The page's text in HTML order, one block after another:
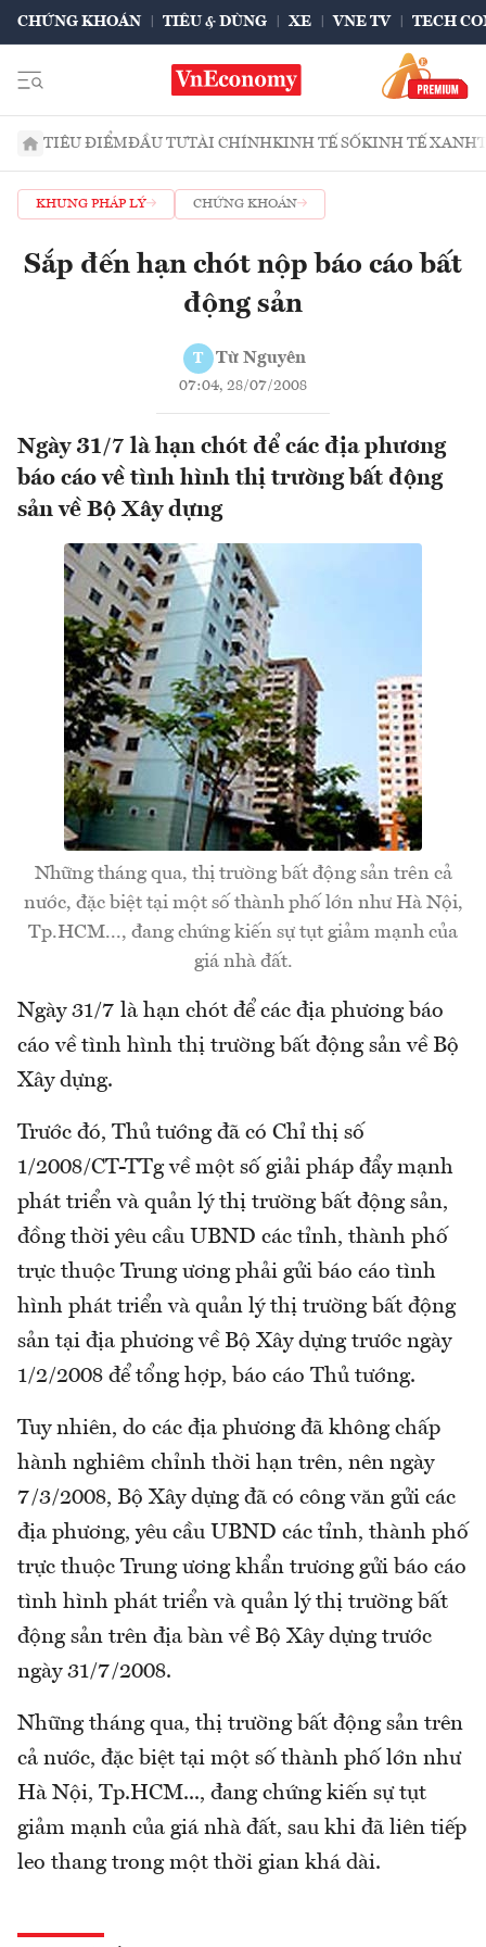
CHỨNG KHOÁN TIÊU & DÙNG XE VNE TV TECH
TIÊU ĐIỂMĐẦU TƯTÀI CHÍNHKINH TẾ SỐKINH TẾ XANH
KHUNG PHÁP LÝ CHỨNG KHOÁN
Sắp đến hạn chót nộp báo cáo bất
động sản
T Từ Nguyên
07:04, 28/07/2008
Ngày 31/7 là hạn chót để các địa phương
báo cáo về tình hình thị trường bất động
sản về Bộ Xây dựng
Những tháng qua, thị trường bất động sản trên cả
nước, đặc biệt tại một số thành phố lớn như Hà Nội,
Tp.HCM..., đang chứng kiến sự tụt giảm mạnh của
giá nhà đất.
Ngày 31/7 là hạn chót để các địa phương báo
cáo về tình hình thị trường bất động sản về Bộ
Xây dựng.
Trước đó, Thủ tướng đã có Chỉ thị số
1/2008/CT-TTg về một số giải pháp đẩy mạnh
phát triển và quản lý thị trường bất động sản,
đồng thời yêu cầu UBND các tỉnh, thành phố
trực thuộc Trung ương phải gửi báo cáo tình
hình phát triển và quản lý thị trường bất động
sản tại địa phương về Bộ Xây dựng trước ngày
1/2/2008 để tổng hợp, báo cáo Thủ tướng.
Tuy nhiên, do các địa phương đã không chấp
hành nghiêm chỉnh thời hạn trên, nên ngày
7/3/2008, Bộ Xây dựng đã có công văn gửi các
địa phương, yêu cầu UBND các tỉnh, thành phố
trực thuộc Trung ương khẩn trương gửi báo cáo
tình hình phát triển và quản lý thị trường bất
động sản trên địa bàn về Bộ Xây dựng trước
ngày 31/7/2008.
Những tháng qua, thị trường bất động sản trên
cả nước, đặc biệt tại một số thành phố lớn như
Hà Nội, Tp.HCM..., đang chứng kiến sự tụt
giảm mạnh của giá nhà đất, sau khi đã liên tiếp
leo thang trong một thời gian khá dài.